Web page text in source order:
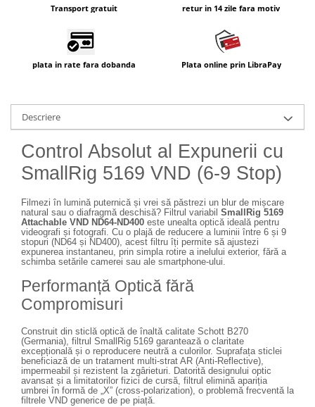
Transport gratuit retur in 14 zile fara motiv
plata in rate fara dobanda Plata online prin LibraPay
Descriere
Control Absolut al Expunerii cu
SmallRig 5169 VND (6-9 Stop)
Filmezi în lumină puternică și vrei să păstrezi un blur de mișcare
natural sau o diafragmă deschisă? Filtrul variabil SmallRig 5169
Attachable VND ND64-ND400 este unealta optică ideală pentru
videografi și fotografi. Cu o plajă de reducere a luminii între 6 și 9
stopuri (ND64 și ND400), acest filtru îți permite să ajustezi
expunerea instantaneu, prin simpla rotire a inelului exterior, fără a
schimba setările camerei sau ale smartphone-ului.
Performanță Optică fără
Compromisuri
Construit din sticlă optică de înaltă calitate Schott B270
(Germania), filtrul SmallRig 5169 garantează o claritate
excepțională și o reproducere neutră a culorilor. Suprafața sticlei
beneficiază de un tratament multi-strat AR (Anti-Reflective),
impermeabil și rezistent la zgârieturi. Datorită designului optic
avansat și a limitatorilor fizici de cursă, filtrul elimină apariția
umbrei în formă de „X” (cross-polarization), o problemă frecventă la
filtrele VND generice de pe piață.